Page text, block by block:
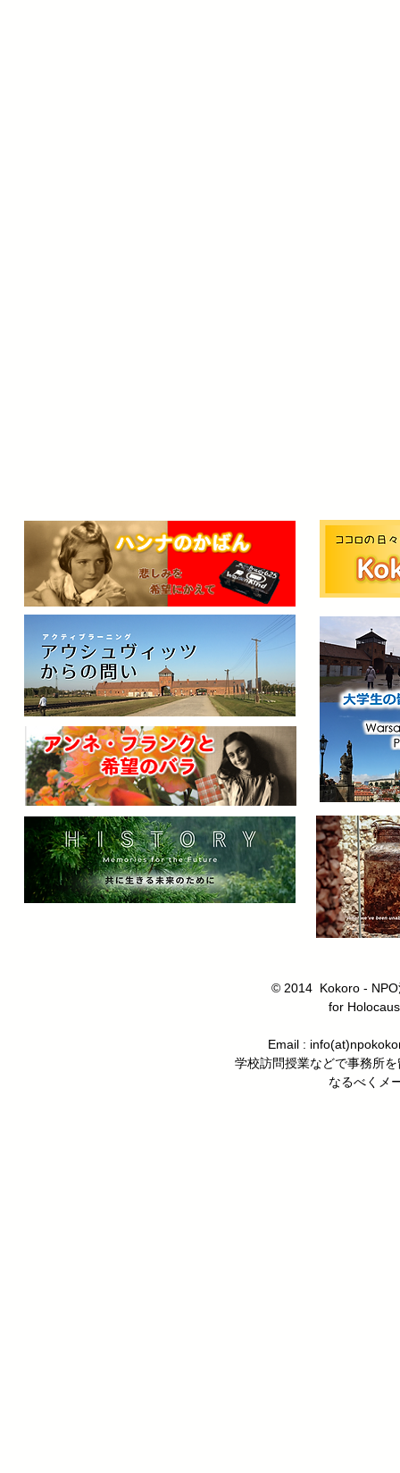
© 2014 Kokoro - NPO
for
Email :
学校訪問授業などで事務所
なるべくメ